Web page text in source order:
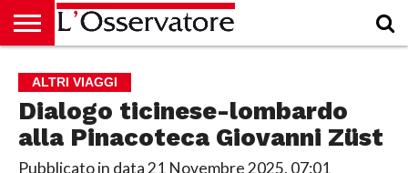
CULTURA
ECONOMIA
RUBRICHE
ARCHIVIO
PODCAST
ABBONAMENTO
CHI
SIAMO
ACCEDI
ALTRI VIAGGI
Dialogo ticinese-lombardo
alla Pinacoteca Giovanni Züst
Pubblicato in data21 Novembre 2025, 07:01